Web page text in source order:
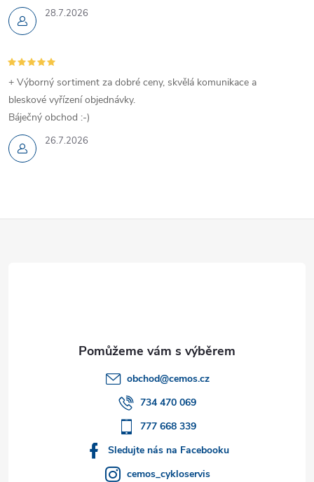
28.7.2026
26.7.2026
+ Výborný sortiment za dobré ceny, skvělá komunikace a
bleskové vyřízení objednávky.
Báječný obchod :-)
obchod@cemos.cz
734 470 069
777 668 339
Sledujte nás na Facebooku
cemos_cykloservis